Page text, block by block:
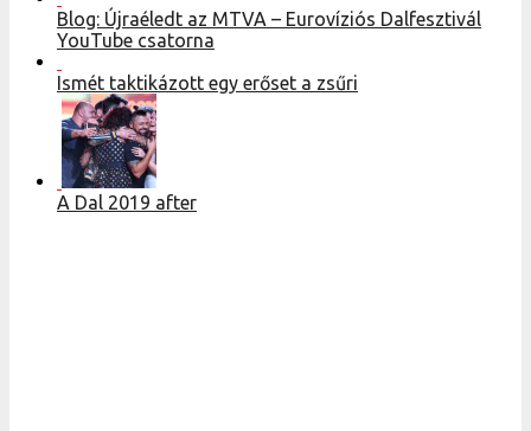
Blog: Újraéledt az MTVA – Eurovíziós Dalfesztivál
YouTube csatorna
Ismét taktikázott egy erőset a zsűri
A Dal 2019 after